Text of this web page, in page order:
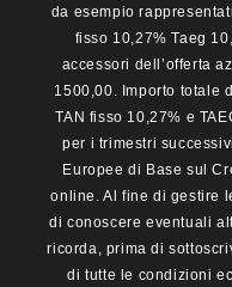
da esempio
fisso 10,27% Taeg
accessori dell’offerta
1500,00. Importo totale
TAN fisso 10,27% e
per i trimestri
Europee di Base sul
online. Al fine di gestire
di conoscere eventuali
ricorda, prima di
di tutte le condizioni